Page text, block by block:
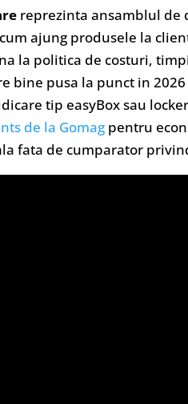
reprezinta ansamblul de
ajung produsele la
la politica de costuri,
bine pusa la punct in
tip easyBox sau
de la Gomag pentru
fata de cumparator